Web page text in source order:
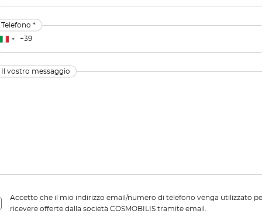
Telefono *
Il vostro messaggio
Accetto che il mio indirizzo email/numero di telefono venga utilizzato
ricevere offerte dalla società COSMOBILIS tramite email.